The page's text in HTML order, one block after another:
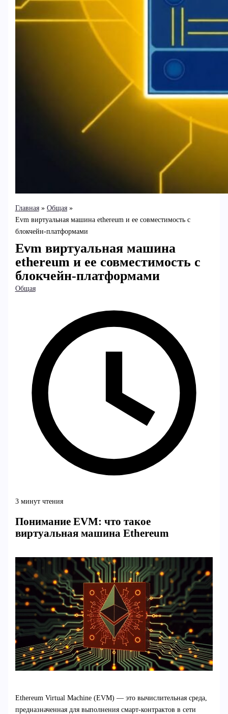
Главная
Общая
Evm виртуальная машина ethereum и ее совместимость с
блокчейн-платформами
Evm виртуальная машина
ethereum и ее совместимость с
блокчейн-платформами
Общая
3 минут чтения
Понимание EVM: что такое
виртуальная машина Ethereum
Ethereum Virtual Machine (EVM) — это вычислительная среда,
предназначенная для выполнения смарт-контрактов в сети